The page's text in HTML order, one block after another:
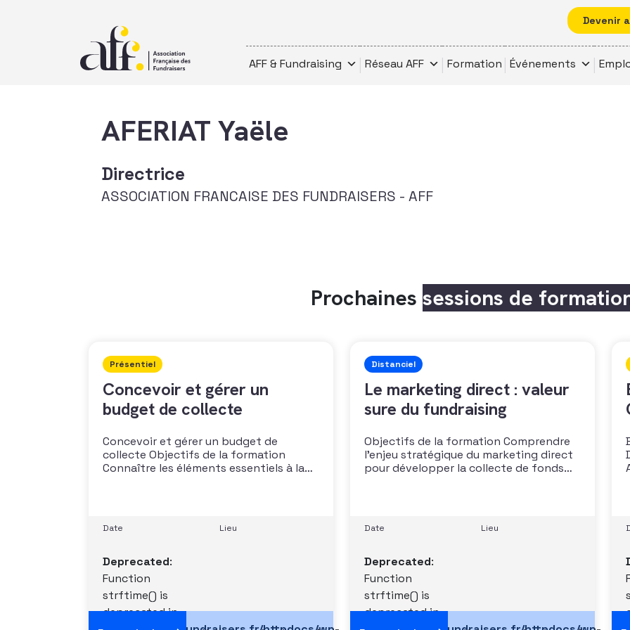
Devenir
AFF & Fundraising Réseau AFF Formation Événements
AFERIAT Yaële
Directrice
ASSOCIATION FRANCAISE DES FUNDRAISERS - AFF
Prochaines sessions de
Présentiel
Concevoir et gérer un
budget de collecte
Concevoir et gérer un budget de
collecte Objectifs de la formation
Connaître les éléments essentiels à la
Négocier auprès de leur gouvernance
associations,
Date
Deprecated:
Function
strftime() is
deprecated in
Lieu
Distanciel
Le marketing direct : valeur
sure du fundraising
Objectifs de la formation Comprendre
l’enjeu stratégique du marketing direct
pour développer la collecte de fonds
multicanales et savoir mesurer leurs
personnes en charge du marketing
direct
Date
Deprecated:
Function
strftime() is
deprecated in
Lieu